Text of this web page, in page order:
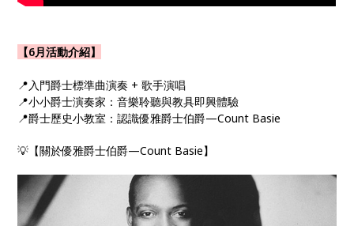
【6月活動介紹】
📍入門爵士標準曲演奏 + 歌手演唱​
📍小小爵士演奏家：音樂聆聽與教具即興體驗
📍爵士歷史小教室：認識優雅爵士伯爵—Count Basie
💡【關於優雅爵士伯爵—Count Basie】